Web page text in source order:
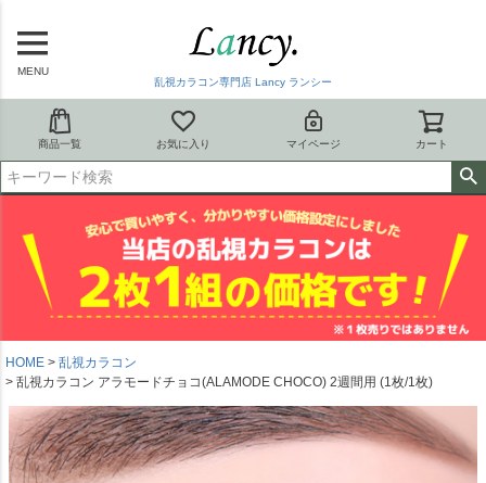
MENU
乱視カラコン専門店 Lancy ランシー
商品一覧 お気に入り マイページ カート
HOME
乱視カラコン
乱視カラコン アラモードチョコ(ALAMODE CHOCO) 2週間用 (1枚/1枚)